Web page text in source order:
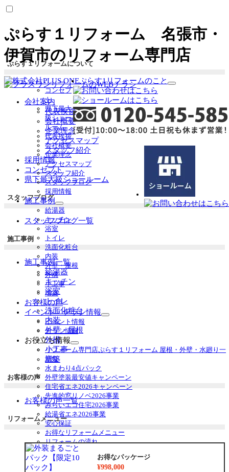
ぷらす１リフォーム 名張市・
伊賀市のリフォーム専門店
ぷらす1リフォームのこと
サ
メ
ニ
ュ
ー
開
コンセプ
ト
県下最大
級ショー
ルーム
代表挨拶
会社概要
企業理念
アクセスマップ
スタッフ紹介
スタッフブログ
採用情報
施工事例
サ
ブ
メ
ニ
ュ
を
展
開
給湯器
キッチン
浴室
トイレ
洗面化粧台
内装
外壁・屋根
外構
小工事
増築
お客様の声
イベント・チラシ情報
サ
ニ
ュ
を
展
開
イベント情報
チラシ情報
お役立ち情報
サ
メ
ニ
ュ
ー
を
展
リフォーム専門店ぷらす１リフォーム 屋根・外壁・水廻り一
新祭
水まわり4点パック
外壁塗装最安値キャンペーン
住宅省エネ2026キャンペーン
先進的窓リノベ2026事業
みらいエコ住宅2026事業
給湯省エネ2026事業
安心保証
お得なリフォームメニュー
リフォームの流れ
よくあるご質問
中古リノベをご検討中の方へ
ぷらす１リフォームについて
会社案内
代表挨拶
会社概要
企業理念
アクセスマップ
スタッフ紹介
採用情報
コンセプト
県下最大級ショールーム
スタッフブログ
スタッフブログ一覧
施工事例
施工事例一覧
給湯器
キッチン
浴室
トイレ
洗面化粧台
内装
外壁・屋根
外構
小工事
増築
お客様の声
お客様の声一覧
リフォームメニュー
お得なパッケージ
¥998,000